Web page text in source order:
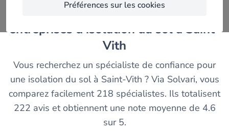
Préférences sur les cookies
entreprises d'isolation du sol à Saint-
Vith
Vous recherchez un spécialiste de confiance pour
une isolation du sol à Saint-Vith ? Via Solvari, vous
comparez facilement 218 spécialistes. Ils totalisent
222 avis et obtiennent une note moyenne de 4.6
sur 5.